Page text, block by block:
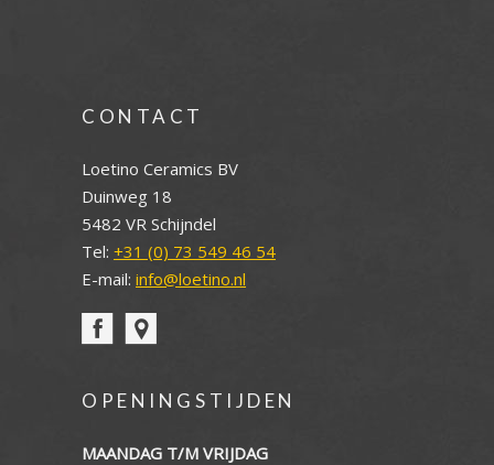
CONTACT
Loetino Ceramics BV
Duinweg 18
5482 VR Schijndel
Tel: +31 (0) 73 549 46 54
E-mail: info@loetino.nl
OPENINGSTIJDEN
MAANDAG T/M VRIJDAG